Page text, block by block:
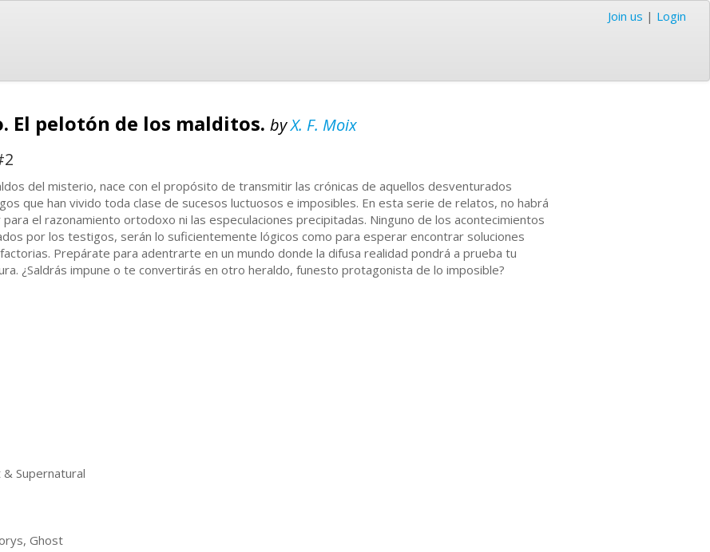
Join us | Login
El pelotón de los malditos. byX. F. Moix
del misterio, nace con el propósito de transmitir las crónicas de aquellos desventurados
que han vivido toda clase de sucesos luctuosos e imposibles. En esta serie de relatos, no habrá
para el razonamiento ortodoxo ni las especulaciones precipitadas. Ninguno de los acontecimientos
por los testigos, serán lo suficientemente lógicos como para esperar encontrar soluciones
Prepárate para adentrarte en un mundo donde la difusa realidad pondrá a prueba tu
¿Saldrás impune o te convertirás en otro heraldo, funesto protagonista de lo imposible?
Supernatural
Ghost